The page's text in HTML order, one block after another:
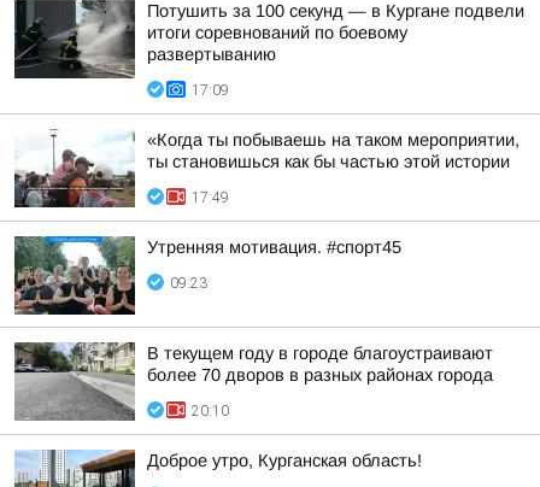
Потушить за 100 секунд — в Кургане подвели
итоги соревнований по боевому
развертыванию
17:09
«Когда ты побываешь на таком мероприятии,
ты становишься как бы частью этой истории
17:49
Утренняя мотивация. #спорт45
09:23
В текущем году в городе благоустраивают
более 70 дворов в разных районах города
20:10
Доброе утро, Курганская область!